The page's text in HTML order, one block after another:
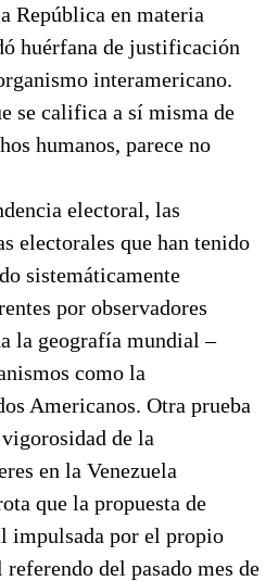
República en materia
huérfana de justificación
interamericano.
se califica a sí misma de
humanos, parece no
electoral, las
electorales que han tenido
sistemáticamente
por observadores
la geografía mundial –
como la
Americanos. Otra prueba
de la
en la Venezuela
que la propuesta de
impulsada por el propio
del pasado mes de